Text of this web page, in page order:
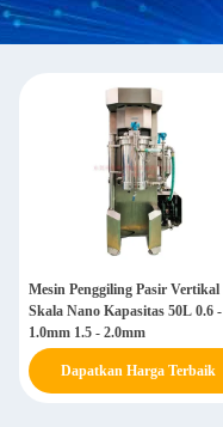
Mesin Penggiling Pasir Vertikal
Skala Nano Kapasitas 50L 0.6 -
1.0mm 1.5 - 2.0mm
Dapatkan Harga Terbaik